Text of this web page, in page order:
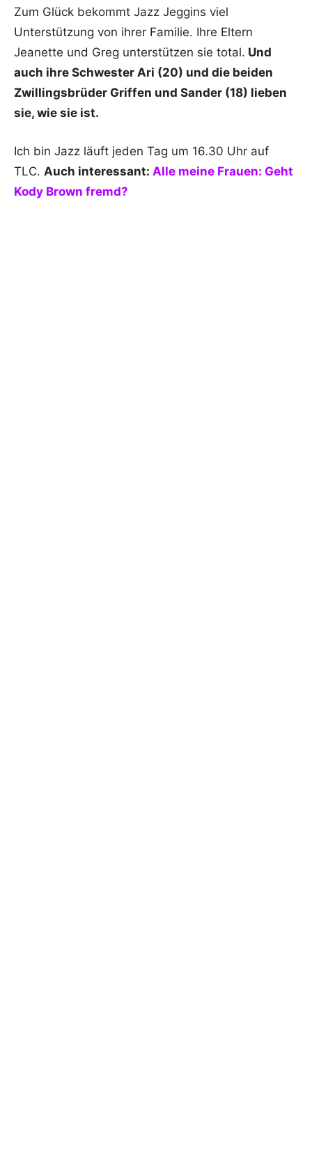
Zum Glück bekommt Jazz Jeggins viel
Unterstützung von ihrer Familie. Ihre Eltern
Jeanette und Greg unterstützen sie total. Und
auch ihre Schwester Ari (20) und die beiden
Zwillingsbrüder Griffen und Sander (18) lieben
sie, wie sie ist.
Ich bin Jazz läuft jeden Tag um 16.30 Uhr auf
TLC. Auch interessant: Alle meine Frauen: Geht
Kody Brown fremd?